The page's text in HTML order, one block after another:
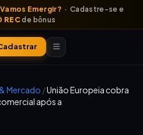
Vamos Emergir? · Cadastre-se e
RECde bônus
Mercado /União Europeia cobra
após a